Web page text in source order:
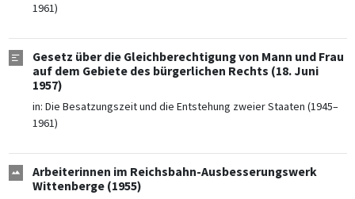
1961)
Gesetz über die Gleichberechtigung von Mann und Frau
auf dem Gebiete des bürgerlichen Rechts (18. Juni
1957)
in: Die Besatzungszeit und die Entstehung zweier Staaten (1945–
1961)
Arbeiterinnen im Reichsbahn-Ausbesserungswerk
Wittenberge (1955)